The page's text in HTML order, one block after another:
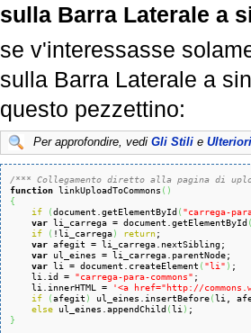
sulla Barra Laterale a
se v'interessasse
sulla Barra Laterale a
questo pezzettino:
Per approfondire, vedi Gli Stilie
/*** Collegamento diretto alla pagina di
function linkUploadToCommons ( )
{
if
(document.getElementById( "carrega-
var li_carrega = document.getElementById
if
( !li_carrega) return;
var afegit = li_carrega.nextSibling;
var ul_eines = li_carrega.parentNode;
var li = document.createElement ( "li" ) ;
    li.id =
"carrega-para-commons" ;
    li.innerHTML =
'<a href="http://
if
(afegit ) ul_eines.insertBefore(li,
else ul_eines.appendChild(li )
}